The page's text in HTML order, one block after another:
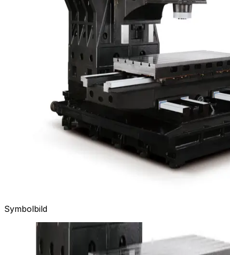
Symbolbild